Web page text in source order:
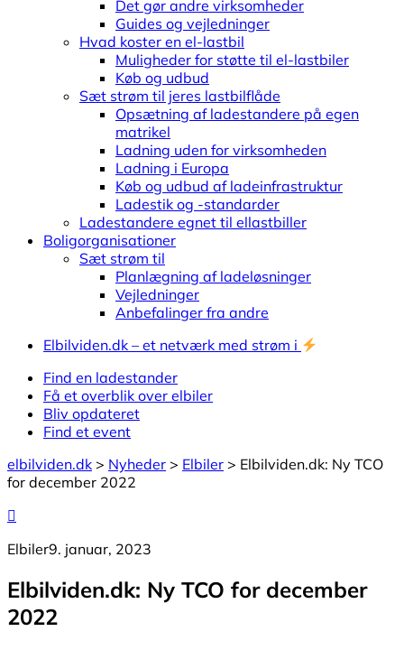
Det gør andre virksomheder
Guides og vejledninger
Hvad koster en el-lastbil
Muligheder for støtte til el-lastbiler
Køb og udbud
Sæt strøm til jeres lastbilflåde
Opsætning af ladestandere på egen
matrikel
Ladning uden for virksomheden
Ladning i Europa
Køb og udbud af ladeinfrastruktur
Ladestik og -standarder
Ladestandere egnet til ellastbiller
Boligorganisationer
Sæt strøm til
Planlægning af ladeløsninger
Vejledninger
Anbefalinger fra andre
Elbilviden.dk – et netværk med strøm i
Find en ladestander
Få et overblik over elbiler
Bliv opdateret
Find et event
elbilviden.dk > Nyheder > Elbiler > Elbilviden.dk: Ny TCO
for december 2022
Elbiler9. januar, 2023
Elbilviden.dk: Ny TCO for december
2022